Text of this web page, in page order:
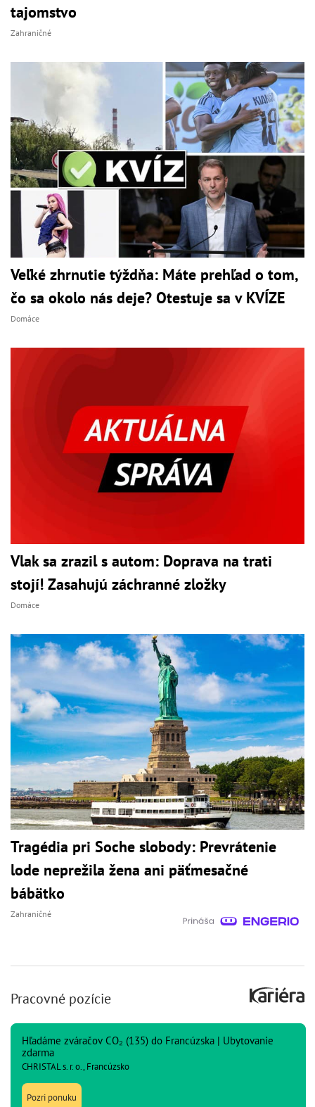
tajomstvo
Zahraničné
Veľké zhrnutie týždňa: Máte prehľad o tom,
čo sa okolo nás deje? Otestuje sa v KVÍZE
Domáce
Vlak sa zrazil s autom: Doprava na trati
stojí! Zasahujú záchranné zložky
Domáce
Tragédia pri Soche slobody: Prevrátenie
lode neprežila žena ani päťmesačné
bábätko
Zahraničné
Pracovné pozície
Hľadáme zváračov CO₂ (135) do Francúzska | Ubytovanie
zdarma
CHRISTAL s. r. o., Francúzsko
Pozri ponuku